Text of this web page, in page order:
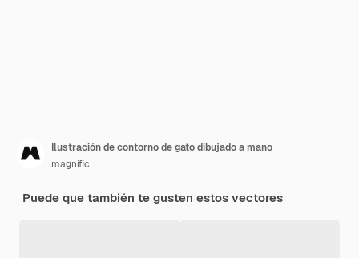
Ilustración de contorno de gato dibujado a mano
magnific
Puede que también te gusten estos vectores